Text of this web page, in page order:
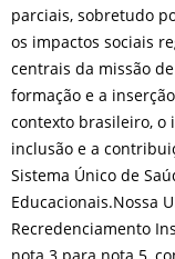
parciais, sobretudo
os impactos sociais
centrais da missão
formação e a
contexto brasileiro, o
inclusão e a
Sistema Único de
Educacionais.Nossa
Recredenciamento